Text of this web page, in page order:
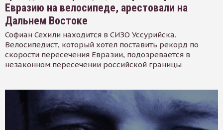
Евразию на велосипеде, арестовали на
Дальнем Востоке
Софиан Сехили находится в СИЗО Уссурийска.
Велосипедист, который хотел поставить рекорд по
скорости пересечения Евразии, подозревается в
незаконном пересечении российской границы